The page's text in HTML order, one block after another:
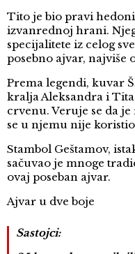
Tito je bio pravi
izvanrednoj hrani.
specijalitete iz celog
posebno ajvar, najviše
Prema legendi, kuvar
kralja Aleksandra i
crvenu. Veruje se da
se u njemu nije koristio
Stambol Geštamov,
sačuvao je mnoge
ovaj poseban ajvar.
Ajvar u dve boje
Sastojci: